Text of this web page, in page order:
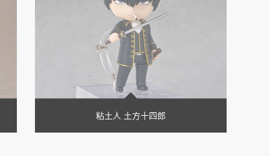
粘土人 土方十四郎